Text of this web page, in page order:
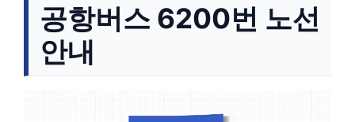
공항버스 6200번 노선
안내